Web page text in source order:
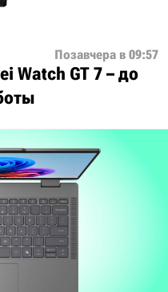
Позавчера в 09:57
Watch GT 7 – до